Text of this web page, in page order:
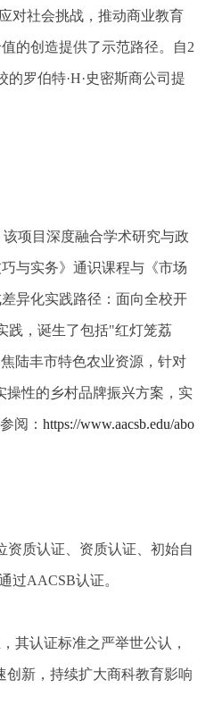
对社会挑战，推动商业教育
的创造提供了示范路径。自2
罗伯特·H·史密斯商公司提
项目深度融合学术研究与政
与实务》通识课程与《市场
异化实践路径：面向全校开
践，诞生了包括"红灯笼荔
陆丰市特色农业资源，针对
操性的乡村品牌振兴方案，实
阅： https://www.aacsb.edu/abo
资质认证、资质认证、初始自
过AACSB认证。
其认证标准之严举世公认，
新，持续扩大商科教育影响